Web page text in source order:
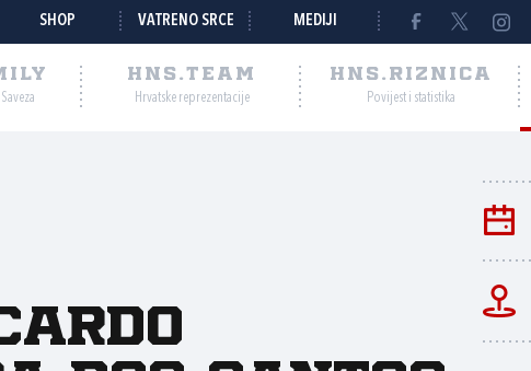
SHOP VATRENO SRCE MEDIJI
HNS.TEAM
Hrvatske reprezentacije
HNS.RIZNICA
Povijest i statistika